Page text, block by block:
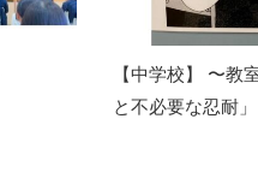
【中学校】 〜教
と不必要な忍耐